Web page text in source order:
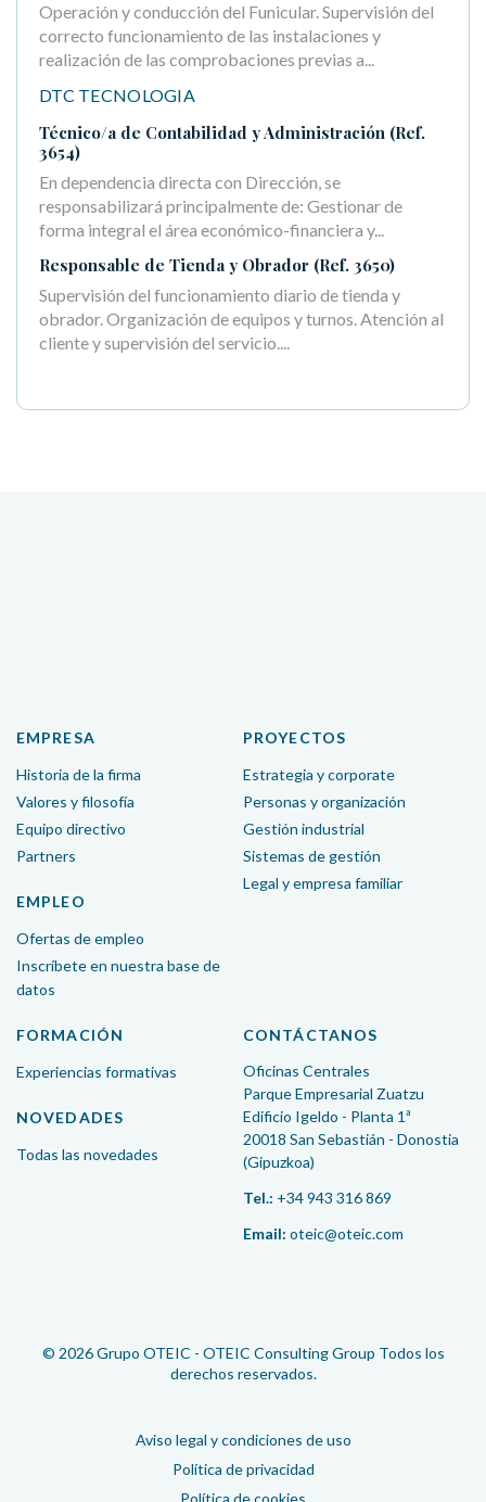
Operación y conducción del Funicular. Supervisión del
correcto funcionamiento de las instalaciones y
realización de las comprobaciones previas a...
DTC TECNOLOGIA
Técnico/a de Contabilidad y Administración (Ref.
3654)
En dependencia directa con Dirección, se
responsabilizará principalmente de: Gestionar de
forma integral el área económico-financiera y...
Responsable de Tienda y Obrador (Ref. 3650)
Supervisión del funcionamiento diario de tienda y
obrador. Organización de equipos y turnos. Atención al
cliente y supervisión del servicio....
EMPRESA
Historia de la firma
Valores y filosofía
Equipo directivo
Partners
EMPLEO
Ofertas de empleo
Inscríbete en nuestra base de
datos
PROYECTOS
Estrategia ycorporate
Personas y organización
Gestión industrial
Sistemas de gestión
Legal y empresa familiar
FORMACIÓN
Experiencias formativas
NOVEDADES
Todas las novedades
CONTÁCTANOS
Oficinas Centrales
Parque Empresarial Zuatzu
Edificio Igeldo - Planta 1ª
20018 San Sebastián - Donostia
(Gipuzkoa)
Tel.: +34 943 316 869
Email: oteic@oteic.com
© 2026 Grupo OTEIC - OTEIC Consulting Group Todos los
derechos reservados.
Aviso legal y condiciones de uso
Política de privacidad